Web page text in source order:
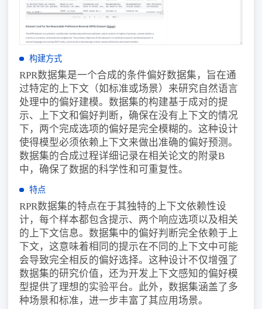
构建方式
RPR数据集是一个合成的条件偏好数据集，旨在通
过特定的上下文（如标准或场景）来研究自然语言
处理中的偏好建模。数据集的构建基于成对的提
示、上下文和偏好判断，确保在没有上下文的情况
下，两个完成选项的偏好是完全模糊的。这种设计
使得模型必须依赖上下文来做出准确的偏好预测。
数据集的合成过程详细记录在相关论文的附录B
中，确保了数据的科学性和可重复性。
特点
RPR数据集的特点在于其独特的上下文依赖性设
计，每个样本都包含提示、两个响应选项以及相关
的上下文信息。数据集中的偏好判断完全依赖于上
下文，这意味着相同的提示在不同的上下文中可能
会导致完全相反的偏好选择。这种设计不仅增强了
数据集的研究价值，还为开发上下文感知的偏好模
型提供了理想的实验平台。此外，数据集涵盖了多
种场景和标准，进一步丰富了其应用场景。